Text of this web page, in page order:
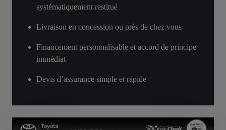
systématiquement restitué
Livraison en concession ou près de chez vous
Financement personnalisable et accord de principe
immédiat
Devis d’assurance simple et rapide